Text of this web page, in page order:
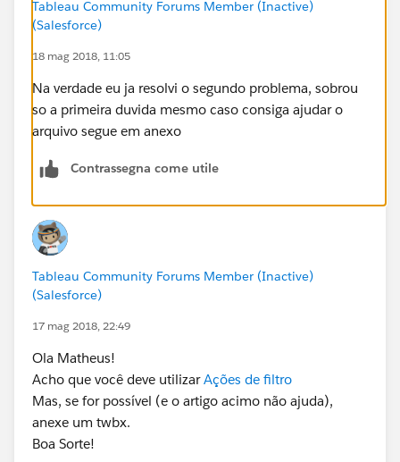
Tableau Community Forums Member (Inactive)
(Salesforce)
18 mag 2018, 11:05
Na verdade eu ja resolvi o segundo problema, sobrou
so a primeira duvida mesmo caso consiga ajudar o
arquivo segue em anexo
Contrassegna come utile
Tableau Community Forums Member (Inactive)
(Salesforce)
17 mag 2018, 22:49
Ola Matheus!
Acho que você deve utilizarAções de filtro
Mas, se for possível (e o artigo acimo não ajuda),
anexe um twbx.
Boa Sorte!